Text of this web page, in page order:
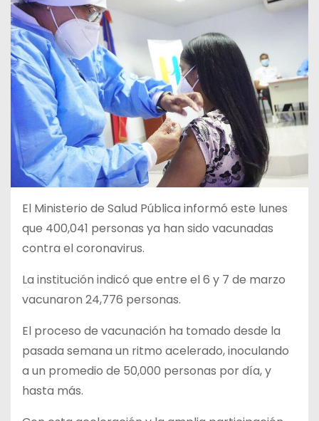
El Ministerio de Salud Pública informó este lunes
que 400,041 personas ya han sido vacunadas
contra el coronavirus.
La institución indicó que entre el 6 y 7 de marzo
vacunaron 24,776 personas.
El proceso de vacunación ha tomado desde la
pasada semana un ritmo acelerado, inoculando
a un promedio de 50,000 personas por día, y
hasta más.